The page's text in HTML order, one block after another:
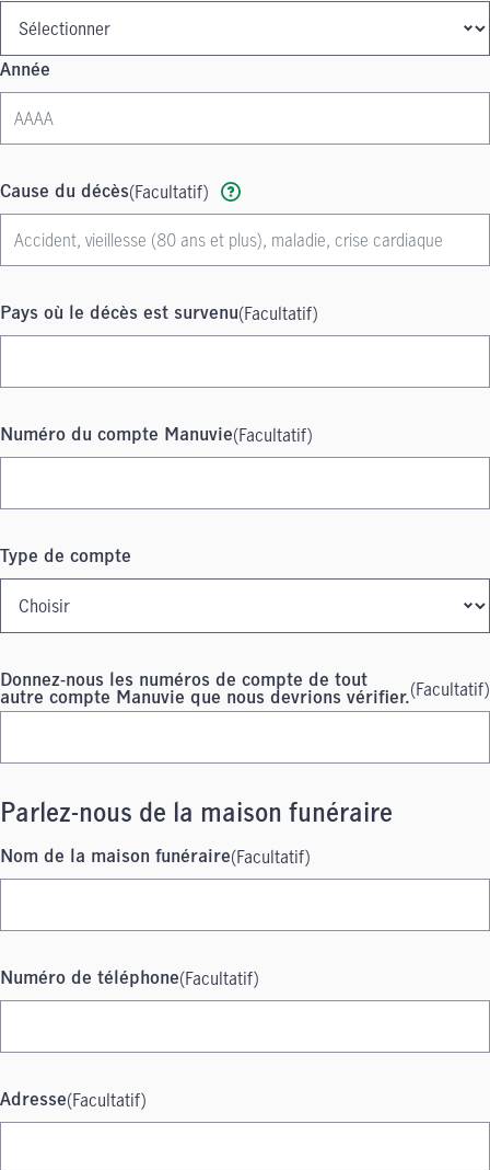
Année
Cause du décès(Facultatif)
Pays où le décès est survenu(Facultatif)
Numéro du compte Manuvie(Facultatif)
Type de compte
Donnez-nous les numéros de compte de tout
autre compte Manuvie que nous devrions vérifier.(Facultatif)
Parlez-nous de la maison funéraire
Nom de la maison funéraire(Facultatif)
Numéro de téléphone(Facultatif)
Adresse(Facultatif)